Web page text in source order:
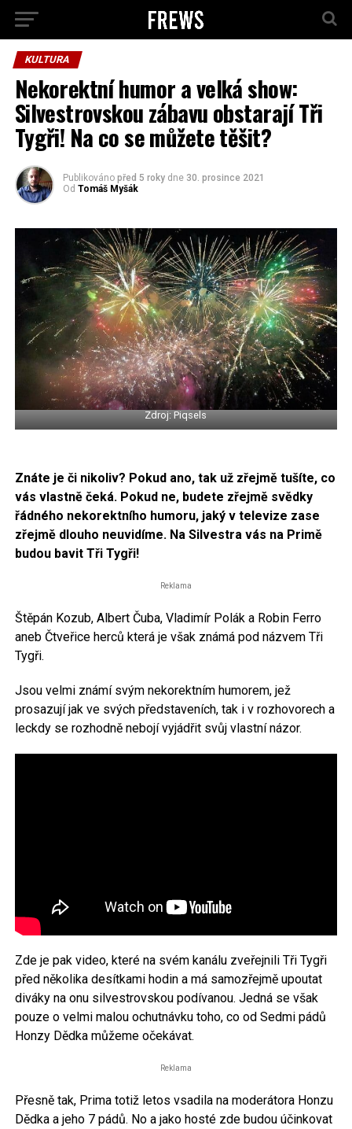
KULTURA
Nekorektní humor a velká show:
Silvestrovskou zábavu obstarají Tři
Tygři! Na co se můžete těšit?
Publikováno před 5 roky dne 30. prosince 2021
Od Tomáš Myšák
Zdroj: Piqsels
Znáte je či nikoliv? Pokud ano, tak už zřejmě tušíte, co
vás vlastně čeká. Pokud ne, budete zřejmě svědky
řádného nekorektního humoru, jaký v televize zase
zřejmě dlouho neuvidíme. Na Silvestra vás na Primě
budou bavit Tři Tygři!
Reklama
Štěpán Kozub, Albert Čuba, Vladimír Polák a Robin Ferro
aneb Čtveřice herců která je však známá pod názvem Tři
Tygři.
Jsou velmi známí svým nekorektním humorem, jež
prosazují jak ve svých představeních, tak i v rozhovorech a
leckdy se rozhodně nebojí vyjádřit svůj vlastní názor.
Zde je pak video, které na svém kanálu zveřejnili Tři Tygři
před několika desítkami hodin a má samozřejmě upoutat
diváky na onu silvestrovskou podívanou. Jedná se však
pouze o velmi malou ochutnávku toho, co od Sedmi pádů
Honzy Dědka můžeme očekávat.
Reklama
Přesně tak, Prima totiž letos vsadila na moderátora Honzu
Dědka a jeho 7 pádů. No a jako hosté zde budou účinkovat